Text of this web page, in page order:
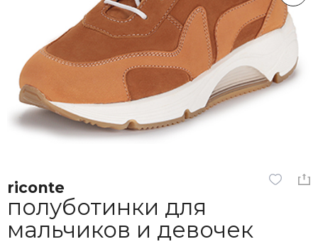
riconte
полуботинки для
мальчиков и девочек